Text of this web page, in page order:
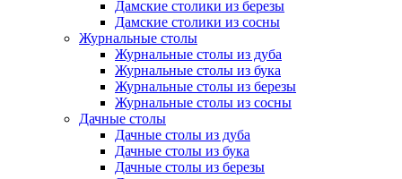
Дамские столики из березы
Дамские столики из сосны
Журнальные столы
Журнальные столы из дуба
Журнальные столы из бука
Журнальные столы из березы
Журнальные столы из сосны
Дачные столы
Дачные столы из дуба
Дачные столы из бука
Дачные столы из березы